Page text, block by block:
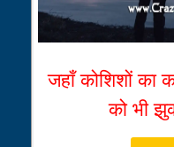
जहाँ कोशिशों का
को भी